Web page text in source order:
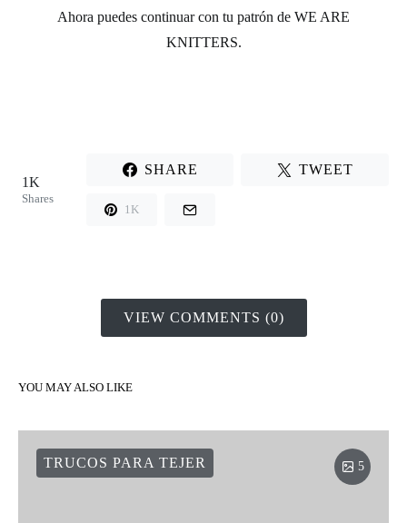
Ahora puedes continuar con tu patrón de WE ARE
KNITTERS.
1K
Shares
SHARE TWEET
1K
VIEW COMMENTS (0)
YOU MAY ALSO LIKE
TRUCOS PARA TEJER 5